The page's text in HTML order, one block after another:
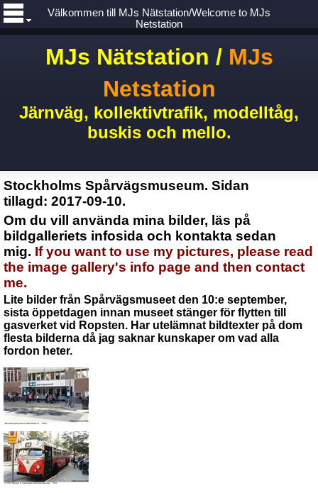
MJs Nätstation /MJs
Netstation
Järnväg, kollektivtrafik, modelltåg,
buskis och mello.
Välkommen till MJs Nätstation/Welcome to MJs
Netstation
Stockholms Spårvägsmuseum. Sidan
tillagd: 2017-09-10.
Om du vill använda mina bilder, läs på
bildgalleriets infosida och kontakta sedan
mig. If you want to use my pictures, please read
the image gallery's info page and then contact
me.
Lite bilder från Spårvägsmuseet den 10:e september,
sista öppetdagen innan museet stänger för flytten till
gasverket vid Ropsten. Har utelämnat bildtexter på dom
flesta bilderna då jag saknar kunskaper om vad alla
fordon heter.